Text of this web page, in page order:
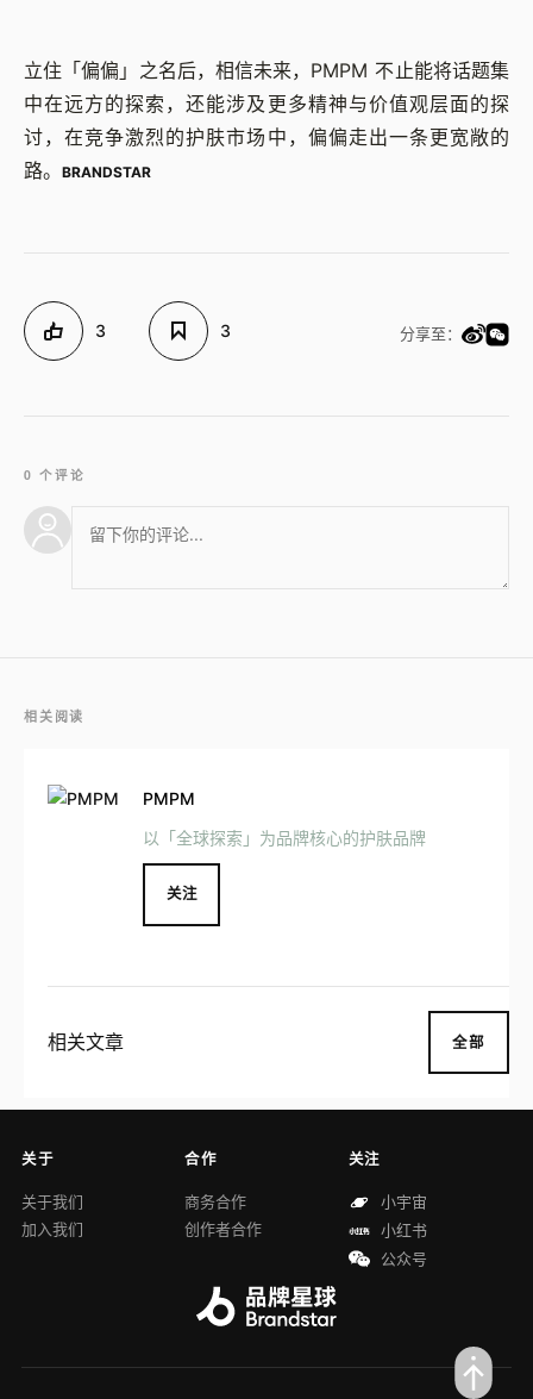
立住「偏偏」之名后，相信未来，PMPM 不止能将话题集
中在远方的探索，还能涉及更多精神与价值观层面的探
讨，在竞争激烈的护肤市场中，偏偏走出一条更宽敞的
路。
BRANDSTAR
3 3 分享至：
0 个评论
相关阅读
PMPM
以「全球探索」为品牌核心的护肤品牌
关注
相关文章 全部
关于
关于我们
加入我们
合作
商务合作
创作者合作
关注
小宇宙
小红书
公众号